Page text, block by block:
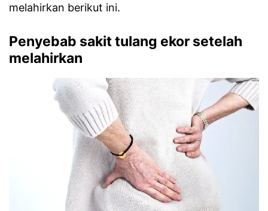
melahirkan berikut ini.
Penyebab sakit tulang ekor setelah
melahirkan